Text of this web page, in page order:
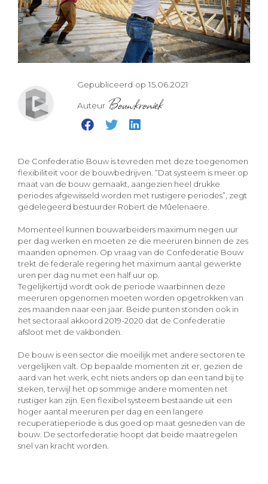
Gepubliceerd op 15.06.2021
Auteur Bouwkroniek
De Confederatie Bouw is tevreden met deze toegenomen
flexibiliteit voor de bouwbedrijven. “Dat systeem is meer op
maat van de bouw gemaakt, aangezien heel drukke
periodes afgewisseld worden met rustigere periodes”, zegt
gedelegeerd bestuurder Robert de Mûelenaere.
Momenteel kunnen bouwarbeiders maximum negen uur
per dag werken en moeten ze die meeruren binnen de zes
maanden opnemen. Op vraag van de Confederatie Bouw
trekt de federale regering het maximum aantal gewerkte
uren per dag nu met een half uur op.
Tegelijkertijd wordt ook de periode waarbinnen deze
meeruren opgenomen moeten worden opgetrokken van
zes maanden naar een jaar. Beide punten stonden ook in
het sectoraal akkoord 2019-2020 dat de Confederatie
afsloot met de vakbonden.
De bouw is een sector die moeilijk met andere sectoren te
vergelijken valt. Op bepaalde momenten zit er, gezien de
aard van het werk, echt niets anders op dan een tand bij te
steken, terwijl het op sommige andere momenten net
rustiger kan zijn. Een flexibel systeem bestaande uit een
hoger aantal meeruren per dag en een langere
recuperatieperiode is dus goed op maat gesneden van de
bouw. De sectorfederatie hoopt dat beide maatregelen
snel van kracht worden.